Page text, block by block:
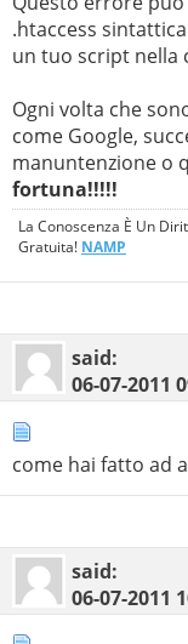
.htaccess
un tuo script nella
Ogni volta che
come Google,
manuntenzione o
fortuna!!!!!
La Conoscenza È Un
Gratuita! NAMP
said:
06-07-2011
come hai fatto ad
said:
06-07-2011